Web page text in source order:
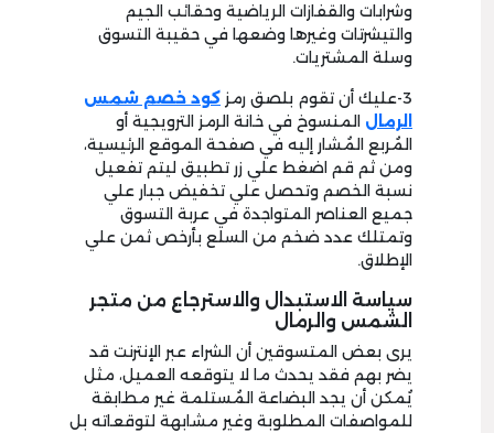
وشرابات والقفازات الرياضية وحقائب الجيم
والتيشرتات وغيرها وضعها في حقيبة التسوق
وسلة المشتريات.
3-عليك أن تقوم بلصق رمز
كود خصم شمس
الرمال المنسوخ في خانة الرمز الترويجية أو
المُربع المُشار إليه في صفحة الموقع الرئيسية،
ومن ثم قم اضغط علي زر تطبيق ليتم تفعيل
نسبة الخصم وتحصل علي تخفيض جبار علي
جميع العناصر المتواجدة في عربة التسوق
وتمتلك عدد ضخم من السلع بأرخص ثمن علي
الإطلاق.
سياسة الاستبدال والاسترجاع من متجر
الشمس والرمال
يرى بعض المتسوقين أن الشراء عبر الإنترنت قد
يضر بهم فقد يحدث ما لا يتوقعه العميل، مثل
يُمكن أن يجد البضاعة المُستلمة غير مطابقة
للمواصفات المطلوبة وغير مشابهة لتوقعاته بل